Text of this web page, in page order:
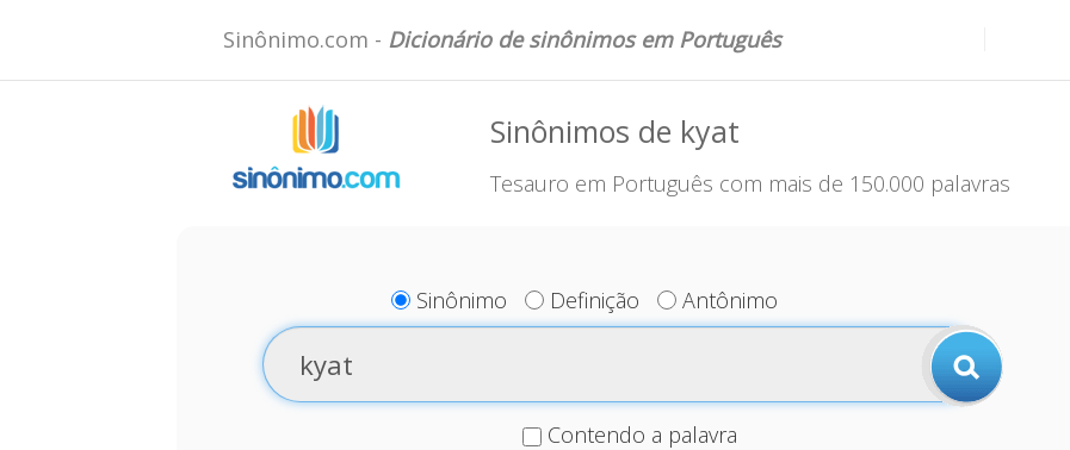
Sinônimo.com - Dicionário de sinônimos em Português
Sinônimos de kyat
Tesauro em Português com mais de 150.000 palavras
Sinônimo Definição Antônimo
Contendo a palavra